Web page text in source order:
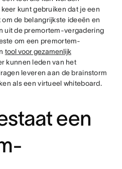
kunt gebruiken dat je een
de belangrijkste ideeën en
uit de premortem-vergadering
om een premortem-
tool voor gezamenlijk
kunnen leden van het
leveren aan de brainstorm
als een virtueel whiteboard.
een